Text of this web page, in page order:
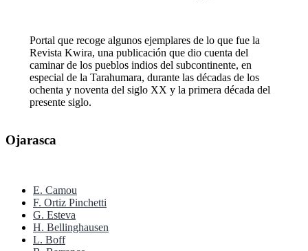
Portal que recoge algunos ejemplares de lo que fue la
Revista Kwira, una publicación que dio cuenta del
caminar de los pueblos indios del subcontinente, en
especial de la Tarahumara, durante las décadas de los
ochenta y noventa del siglo XX y la primera década del
presente siglo.
Ojarasca
E. Camou
F. Ortiz Pinchetti
G. Esteva
H. Bellinghausen
L. Boff